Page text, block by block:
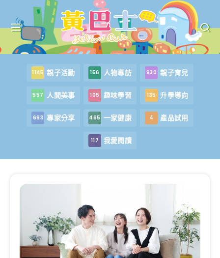
1145 親子活動 156 人物專訪 930 親子育兒
557 人間美事 105 趣味學習 135 升學導向
693 專家分享 465 一家健康 4 產品試用
117 我愛閱讀